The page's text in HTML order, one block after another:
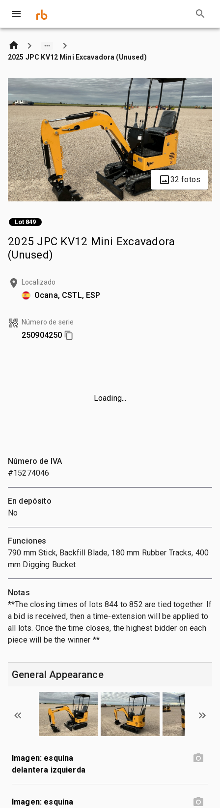
2025 JPC KV12 Mini Excavadora (Unused)
32 fotos
Lot 849
2025 JPC KV12 Mini Excavadora
(Unused)
Localizado
Ocana, CSTL, ESP
Número de serie
250904250
Loading...
Número de IVA
#15274046
En depósito
No
Funciones
790 mm Stick, Backfill Blade, 180 mm Rubber Tracks, 400
mm Digging Bucket
Notas
**The closing times of lots 844 to 852 are tied together. If
a bid is received, then a time-extension will be applied to
all lots. Once the time closes, the highest bidder on each
piece will be the winner **
General Appearance
Imagen: esquina
delantera izquierda
Imagen: esquina